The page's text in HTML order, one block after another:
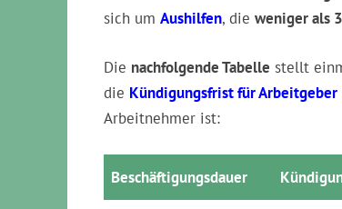
sich um Aushilfen, die weniger als
Die nachfolgende Tabelle stellt
die Kündigungsfrist für Arbeitgeber
Arbeitnehmer ist:
Beschäfti­gungs­dauer